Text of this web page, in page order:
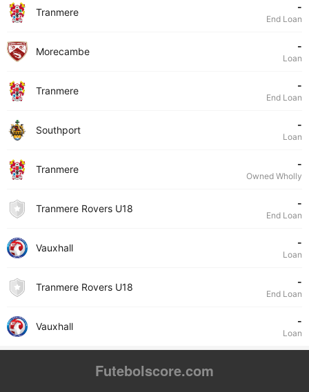
Tranmere -
End Loan
Morecambe -
Loan
Tranmere -
End Loan
Southport -
Loan
Tranmere -
Owned Wholly
Tranmere Rovers U18 -
End Loan
Vauxhall -
Loan
Tranmere Rovers U18 -
End Loan
Vauxhall -
Loan
Futebolscore.com